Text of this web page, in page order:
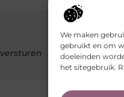
We maken
gebruikt en om
doeleinden
het sitegebruik.